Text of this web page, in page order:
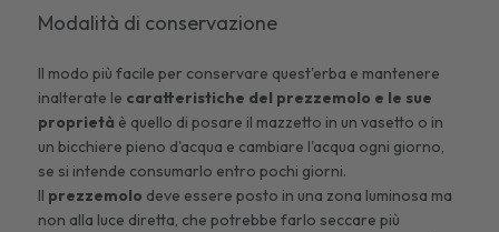
Modalità di conservazione
Il modo più facile per conservare quest'erba e mantenere
inalterate le caratteristiche del prezzemolo e le sue
proprietà è quello di posare il mazzetto in un vasetto o in
un bicchiere pieno d'acqua e cambiare l'acqua ogni giorno,
se si intende consumarlo entro pochi giorni.
Il prezzemolo deve essere posto in una zona luminosa ma
non alla luce diretta, che potrebbe farlo seccare più